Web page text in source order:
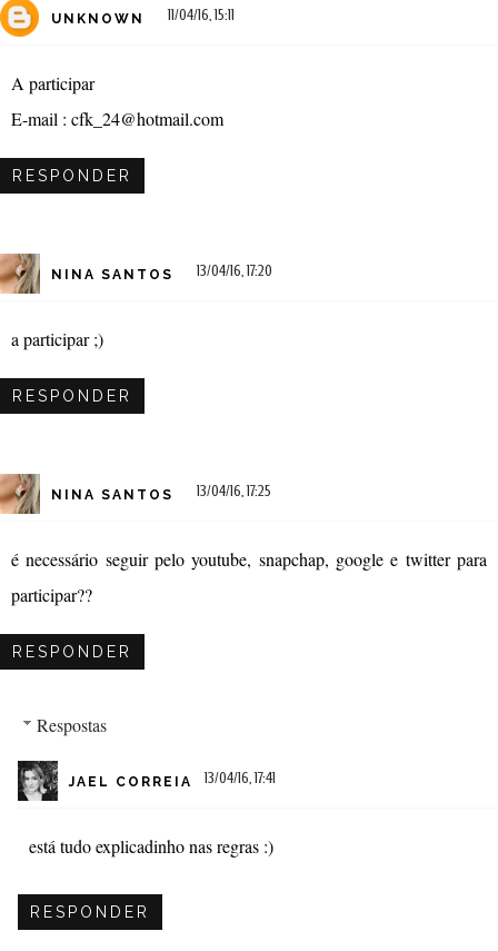
UNKNOWN 11/04/16, 15:11
A participar
E-mail : cfk_24@hotmail.com
RESPONDER
NINA SANTOS 13/04/16, 17:20
a participar ;)
RESPONDER
NINA SANTOS 13/04/16, 17:25
é necessário seguir pelo youtube, snapchap, google e twitter para
participar??
RESPONDER
Respostas
JAEL CORREIA 13/04/16, 17:41
está tudo explicadinho nas regras :)
RESPONDER